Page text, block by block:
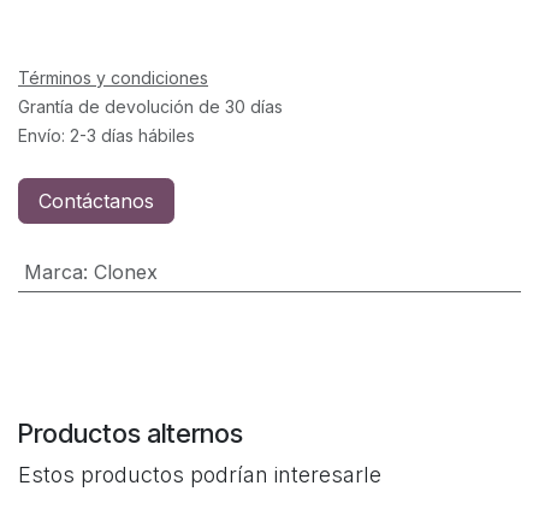
Términos y condiciones
Grantía de devolución de 30 días
Envío: 2-3 días hábiles
Contáctanos
Marca: Clonex
Productos alternos
Estos productos podrían interesarle